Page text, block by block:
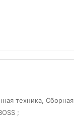
техника,
;